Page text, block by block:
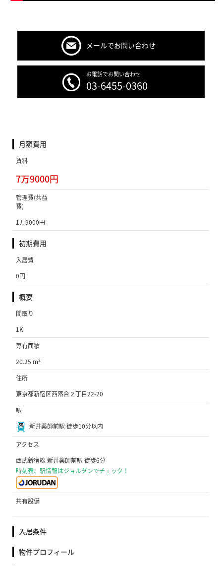
メールでお問い合わせ
お電話でお問い合わせ
03-6455-0360
月額費用
賃料
7万9000円
管理費(共益
費)
1万9000円
初期費用
入居費
0円
概要
間取り
1K
専有面積
20.25 m²
住所
東京都新宿区西落合２丁目22-20
駅
新井薬師前駅 徒歩10分以内
アクセス
西武新宿線 新井薬師前駅 徒歩6分
時刻表、駅情報はジョルダンでチェック！
共有設備
入居条件
物件プロフィール